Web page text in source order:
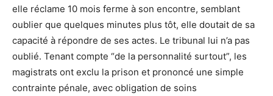
elle réclame 10 mois ferme à son encontre, semblant
oublier que quelques minutes plus tôt, elle doutait de sa
capacité à répondre de ses actes. Le tribunal lui n’a pas
oublié. Tenant compte “de la personnalité surtout”, les
magistrats ont exclu la prison et prononcé une simple
contrainte pénale, avec obligation de soins